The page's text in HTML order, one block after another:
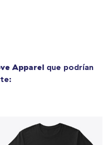
Apparel que podrían